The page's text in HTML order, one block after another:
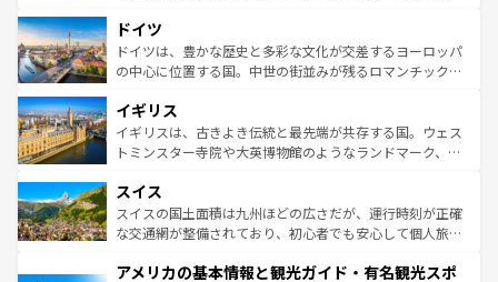
せる。地方によって風土や気候が異なるスペインはその個
性で訪れる人を魅了する。 なお、新着のスペイン情報は コ
ンテンツ一覧を参照してほしい。
で、幅広い魅力が詰まっている。華麗な宮殿、歴史的な大
聖堂、美しいビーチ、そして豊かな自然が、訪れる者を心
から魅了する。また、フランスは美食の国としても知ら
いる。シャンパンの発祥地であるランス、プロヴァンスの
香り高いラベンダー畑など、多彩な楽しみ方が可能だ。さ
らに、パリ以外の地域にも魅力が溢れており、どの街角に
れる地方に足を運ぶとそれぞれで全く異なる文化を体験で
きるだろう。 なお、新着のフランス情報はコンテンツ一覧
を参照してほしい。
ドイツ
ドイツは、豊かな歴史と多彩な文化が交差するヨーロッパ
の中心に位置する国。中世の街並みが残るロマンチック街
顔を持つこの国は、どこを歩いても飽きることがない。ベ
ルリンの文化的活気、バイエルン州のアルプスの絶景、そ
してライン川沿いのワイン畑といった風景は必見。ビール
は、お酒好きな人にはぜひ体験してほしい。 なお、新着の
ドイツ情報はコンテンツ一覧を参照してほしい。
イギリス
イギリスは、古きよき伝統と最先端が共存する国。ウェス
トミンスター寺院や大英博物館のようなランドマーク、歴
リアごとに異なる魅力がある。また、優雅なアフタヌーン
ティー、ビール好きにはたまらない英国パブ、サッカー観
戦など、本場だからこそできる体験も豊富。イギリスを旅
ンツ一覧を参照してほしい。
スイス
スイスの国土面積は九州ほどの広さだが、運行時刻が正確
な交通網が整備されており、初心者でも安心して個人旅行
の建物がそのまま残る町や、スイスならではのユニークな
アメリカの基本情報と観光ガイド・有名観光スポ